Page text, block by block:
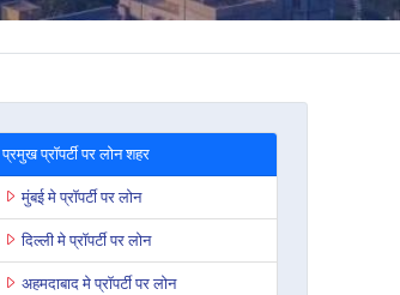
प्रमुख प्रॉपर्टी पर लोन शहर
मुंबई मे प्रॉपर्टी पर लोन
दिल्ली मे प्रॉपर्टी पर लोन
अहमदाबाद मे प्रॉपर्टी पर लोन